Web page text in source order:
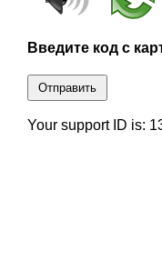
Введите код с
Отправить
Your support ID is: